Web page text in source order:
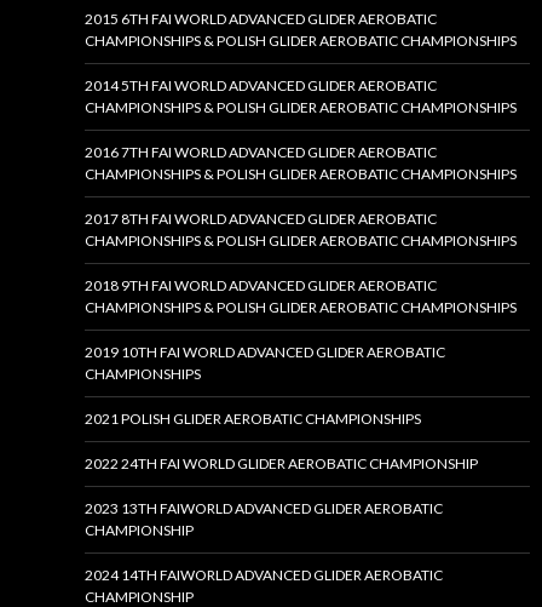
2015 6TH FAI WORLD ADVANCED GLIDER AEROBATIC
CHAMPIONSHIPS & POLISH GLIDER AEROBATIC CHAMPIONSHIPS
2014 5TH FAI WORLD ADVANCED GLIDER AEROBATIC
CHAMPIONSHIPS & POLISH GLIDER AEROBATIC CHAMPIONSHIPS
2016 7TH FAI WORLD ADVANCED GLIDER AEROBATIC
CHAMPIONSHIPS & POLISH GLIDER AEROBATIC CHAMPIONSHIPS
2017 8TH FAI WORLD ADVANCED GLIDER AEROBATIC
CHAMPIONSHIPS & POLISH GLIDER AEROBATIC CHAMPIONSHIPS
2018 9TH FAI WORLD ADVANCED GLIDER AEROBATIC
CHAMPIONSHIPS & POLISH GLIDER AEROBATIC CHAMPIONSHIPS
2019 10TH FAI WORLD ADVANCED GLIDER AEROBATIC
CHAMPIONSHIPS
2021 POLISH GLIDER AEROBATIC CHAMPIONSHIPS
2022 24TH FAI WORLD GLIDER AEROBATIC CHAMPIONSHIP
2023 13TH FAIWORLD ADVANCED GLIDER AEROBATIC
CHAMPIONSHIP
2024 14TH FAIWORLD ADVANCED GLIDER AEROBATIC
CHAMPIONSHIP